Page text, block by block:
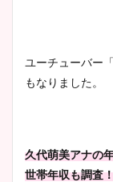
ユーチューバー
もなりました。
久代萌美アナの
世帯年収も調査